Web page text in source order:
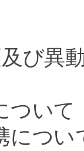
び異
ついて
につい